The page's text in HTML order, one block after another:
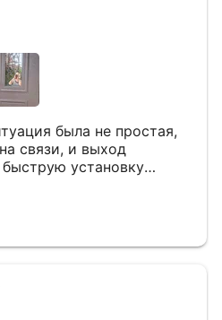
была не простая,
связи, и выход
установку
и установил. Надеюсь,
послужит